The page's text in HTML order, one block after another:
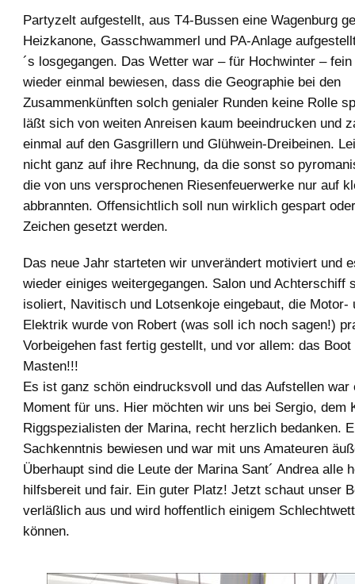
Partyzelt aufgestellt, aus T4-Bussen eine Wagenburg
Heizkanone, Gasschwammerl und PA-Anlage
´s losgegangen. Das Wetter war – für Hochwinter –
wieder einmal bewiesen, dass die Geographie bei den
Zusammenkünften solch genialer Runden keine Rolle
läßt sich von weiten Anreisen kaum beeindrucken und
einmal auf den Gasgrillern und Glühwein-Dreibeinen.
nicht ganz auf ihre Rechnung, da die sonst so
die von uns versprochenen Riesenfeuerwerke nur auf
abbrannten. Offensichtlich soll nun wirklich gespart
Zeichen gesetzt werden.
Das neue Jahr starteten wir unverändert motiviert und
wieder einiges weitergegangen. Salon und Achterschiff
isoliert, Navitisch und Lotsenkoje eingebaut, die Motor-
Elektrik wurde von Robert (was soll ich noch sagen!)
Vorbeigehen fast fertig gestellt, und vor allem: das
Masten!!!
Es ist ganz schön eindrucksvoll und das Aufstellen war
Moment für uns. Hier möchten wir uns bei Sergio, dem
Riggspezialisten der Marina, recht herzlich bedanken.
Sachkenntnis bewiesen und war mit uns Amateuren
Überhaupt sind die Leute der Marina Sant´ Andrea alle
hilfsbereit und fair. Ein guter Platz! Jetzt schaut unser
verläßlich aus und wird hoffentlich einigem
können.